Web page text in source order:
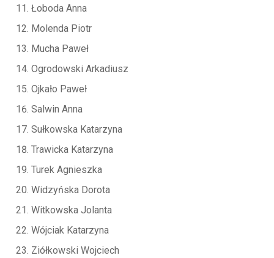
Łoboda Anna
Molenda Piotr
Mucha Paweł
Ogrodowski Arkadiusz
Ojkało Paweł
Salwin Anna
Sułkowska Katarzyna
Trawicka Katarzyna
Turek Agnieszka
Widzyńska Dorota
Witkowska Jolanta
Wójciak Katarzyna
Ziółkowski Wojciech